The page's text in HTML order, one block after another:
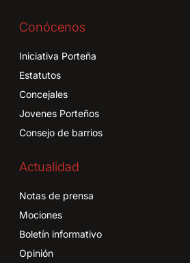
Conócenos
Iniciativa Porteña
Estatutos
Concejales
Jovenes Porteños
Consejo de barrios
Actualidad
Notas de prensa
Mociones
Boletín informativo
Opinión